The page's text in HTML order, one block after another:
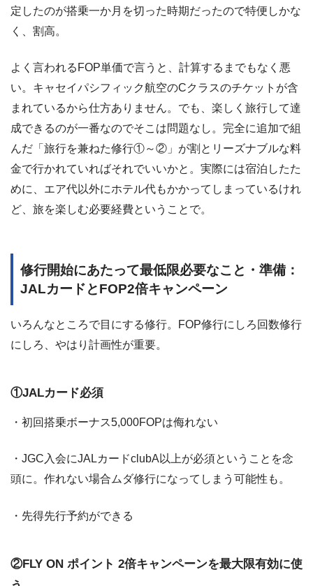
定したのが搭乗一か月を切った時期だったので特便しかな
く、割高。
よく言われるFOP単価で言うと、計算するまでもなく悪
い。キャセイパシフィック航空のCクラスのチケットが含
まれているから仕方ありません。でも、楽しく旅行して達
成できるのが一番なのでそこは問題なし。完全に追加で組
んだ「旅行を兼ねた修行①～②」が割とリーズナブルな料
金で行かれていればそれでいいかと。実際には宿泊したた
めに、エア代以外にホテル代もかかってしまっているけれ
ど、旅を楽しむ必要経費ということで。
修行開始にあたって最低限必要なこと・準備：
JALカードとFOP2倍キャンペーン
いろんなところで目にする修行。FOP修行にしろ回数修行
にしろ、やはり計画性が重要。
①JALカード必須
・初回搭乗ボーナス5,000FOPは侮れない
・JGC入会にJALカードclubA以上が必須ということを念
頭に。作れない場合ムダ修行になってしまう可能性も。
・先得先行予約ができる
②FLY ON ポイント 2倍キャンペーンを最大限有効に使